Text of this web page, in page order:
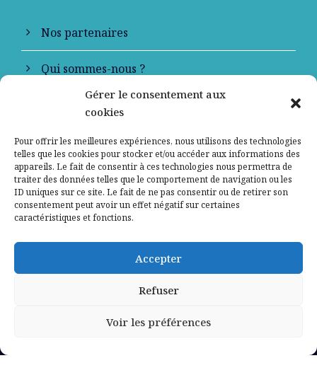
Gérer le consentement aux
cookies
Pour offrir les meilleures expériences, nous utilisons des technologies
telles que les cookies pour stocker et/ou accéder aux informations des
appareils. Le fait de consentir à ces technologies nous permettra de
traiter des données telles que le comportement de navigation ou les
ID uniques sur ce site. Le fait de ne pas consentir ou de retirer son
consentement peut avoir un effet négatif sur certaines
caractéristiques et fonctions.
Accepter
Refuser
Voir les préférences
Nos partenaires
Qui sommes-nous ?
Contactez-nous
Mentions légales
Politique de confidentialité